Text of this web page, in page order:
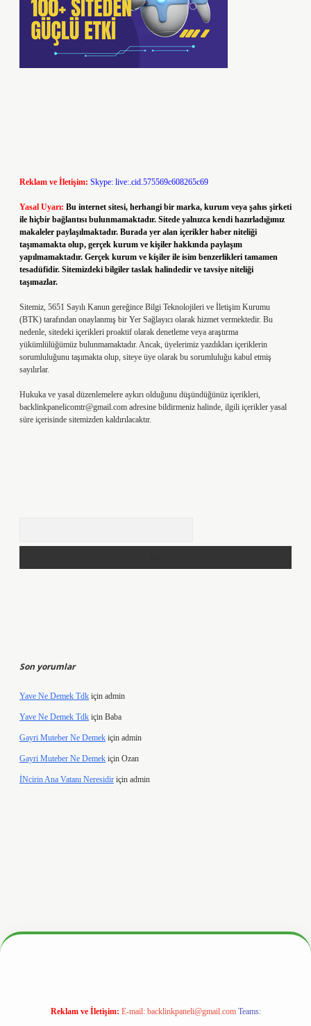
Reklam ve İletişim: Skype: live:.cid.575569c608265c69
Yasal Uyarı: Bu internet sitesi, herhangi bir marka, kurum veya şahıs şirketi
ile hiçbir bağlantısı bulunmamaktadır. Sitede yalnızca kendi hazırladığımız
makaleler paylaşılmaktadır. Burada yer alan içerikler haber niteliği
taşımamakta olup, gerçek kurum ve kişiler hakkında paylaşım
yapılmamaktadır. Gerçek kurum ve kişiler ile isim benzerlikleri tamamen
tesadüfidir. Sitemizdeki bilgiler taslak halindedir ve tavsiye niteliği
taşımazlar.
Sitemiz, 5651 Sayılı Kanun gereğince Bilgi Teknolojileri ve İletişim Kurumu
(BTK) tarafından onaylanmış bir Yer Sağlayıcı olarak hizmet vermektedir. Bu
nedenle, sitedeki içerikleri proaktif olarak denetleme veya araştırma
yükümlülüğümüz bulunmamaktadır. Ancak, üyelerimiz yazdıkları içeriklerin
sorumluluğunu taşımakta olup, siteye üye olarak bu sorumluluğu kabul etmiş
sayılırlar.
Hukuka ve yasal düzenlemelere aykırı olduğunu düşündüğünüz içerikleri,
backlinkpanelicomtr@gmail.com adresine bildirmeniz halinde, ilgili içerikler yasal
süre içerisinde sitemizden kaldırılacaktır.
Son yorumlar
Yave Ne Demek Tdk için admin
Yave Ne Demek Tdk için Baba
Gayri Muteber Ne Demek için admin
Gayri Muteber Ne Demek için Ozan
İNcirin Ana Vatanı Neresidir için admin
Reklam ve İletişim: E-mail: backlinkpaneli@gmail.com Teams: